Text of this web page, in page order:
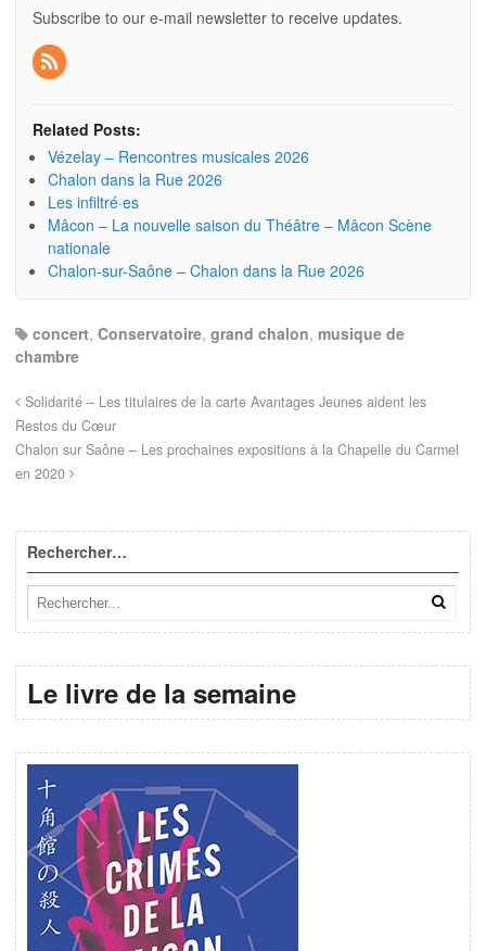
Subscribe to our e-mail newsletter to receive updates.
Related Posts:
Vézelay – Rencontres musicales 2026
Chalon dans la Rue 2026
Les infiltré·es
Mâcon – La nouvelle saison du Théâtre – Mâcon Scène
nationale
Chalon-sur-Saône – Chalon dans la Rue 2026
concert, Conservatoire, grand chalon, musique de
chambre
Solidarité – Les titulaires de la carte Avantages Jeunes aident les
Restos du Cœur
Chalon sur Saône – Les prochaines expositions à la Chapelle du Carmel
en 2020
Rechercher…
Le livre de la semaine